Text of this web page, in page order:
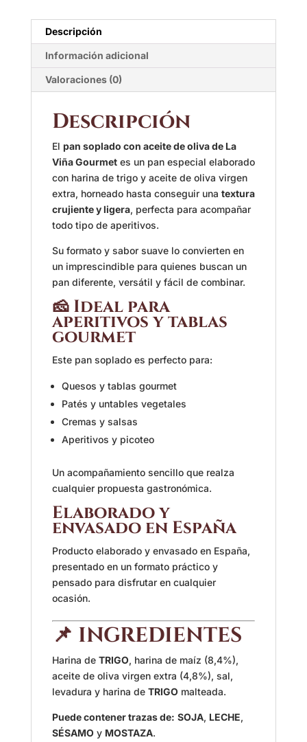
Descripción
Información adicional
Valoraciones (0)
Descripción
El pan soplado con aceite de oliva de La
Viña Gourmetes un pan especial elaborado
con harina de trigo y aceite de oliva virgen
extra, horneado hasta conseguir una textura
crujiente y ligera, perfecta para acompañar
todo tipo de aperitivos.
Su formato y sabor suave lo convierten en
un imprescindible para quienes buscan un
pan diferente, versátil y fácil de combinar.
🧀 Ideal para
aperitivos y tablas
gourmet
Este pan soplado es perfecto para:
Quesos y tablas gourmet
Patés y untables vegetales
Cremas y salsas
Aperitivos y picoteo
Un acompañamiento sencillo que realza
cualquier propuesta gastronómica.
Elaborado y
envasado en España
Producto elaborado y envasado en España,
presentado en un formato práctico y
pensado para disfrutar en cualquier
ocasión.
📌 INGREDIENTES
Harina de TRIGO, harina de maíz (8,4%),
aceite de oliva virgen extra (4,8%), sal,
levadura y harina de TRIGO malteada.
Puede contener trazas de: SOJA, LECHE,
SÉSAMO y MOSTAZA.